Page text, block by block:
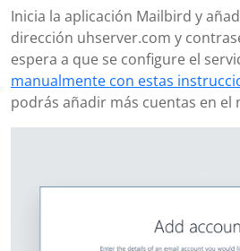
Inicia la aplicación Mailbird y
dirección uhserver.com y
espera a que se configure el
manualmente con estas
podrás añadir más cuentas en el